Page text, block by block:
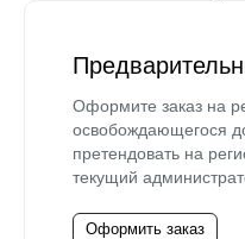
Оформите заказ на
освобождающегося
претендовать на
текущий
Оформить заказ